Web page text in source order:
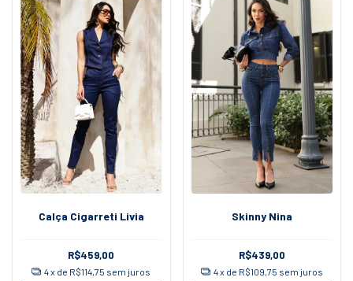
Calça Cigarreti Livia
R$459,00
4x de R$114,75 sem juros
Skinny Nina
R$439,00
4x de R$109,75 sem juros